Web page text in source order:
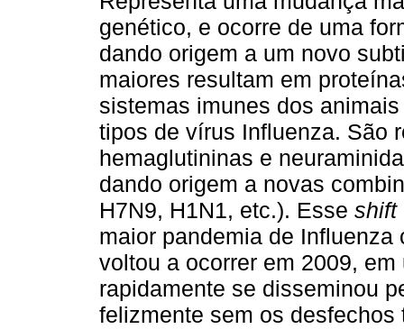
genético, e ocorre de uma
dando origem a um novo
maiores resultam em
sistemas imunes dos
tipos de vírus Influenza. São
hemaglutininas e
dando origem a novas
H7N9, H1N1, etc.). Esse shift
maior pandemia de
voltou a ocorrer em 2009,
rapidamente se disseminou
felizmente sem os